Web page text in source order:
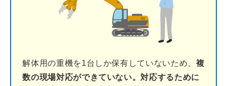
解体用の重機を1台しか保有していないため、 複
数の現場対応ができていない。対応するために